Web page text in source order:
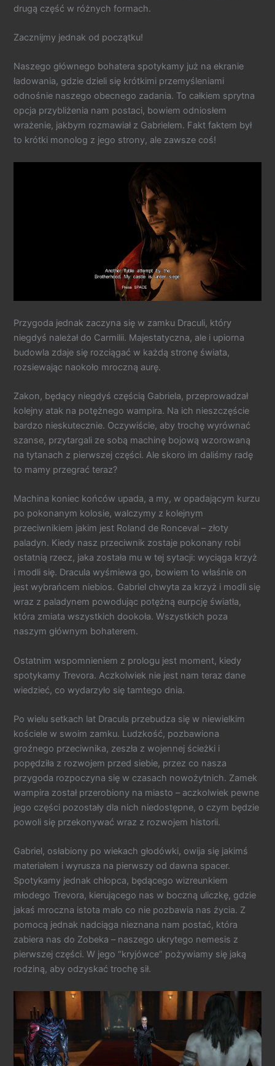
drugą część w różnych formach.
Zacznijmy jednak od początku!
Naszego głównego bohatera spotykamy już na ekranie
ładowania, gdzie dzieli się krótkimi przemyśleniami
odnośnie naszego obecnego zadania. To całkiem sprytna
opcja przybliżenia nam postaci, bowiem odniosłem
wrażenie, jakbym rozmawiał z Gabrielem. Fakt faktem był
to krótki monolog z jego strony, ale zawsze coś!
Przygoda jednak zaczyna się w zamku Draculi, który
niegdyś należał do Carmilii. Majestatyczna, ale i upiorna
budowla zdaje się rozciągać w każdą stronę świata,
rozsiewając naokoło mroczną aurę.
Zakon, będący niegdyś częścią Gabriela, przeprowadzał
kolejny atak na potężnego wampira. Na ich nieszczęście
bardzo nieskutecznie. Oczywiście, aby trochę wyrównać
szanse, przytargali ze sobą machinę bojową wzorowaną
na tytanach z pierwszej części. Ale skoro im daliśmy radę
to mamy przegrać teraz?
Machina koniec końców upada, a my, w opadającym kurzu
po pokonanym kolosie, walczymy z kolejnym
przeciwnikiem jakim jest Roland de Ronceval – złoty
paladyn. Kiedy nasz przeciwnik zostaje pokonany robi
ostatnią rzecz, jaka została mu w tej sytacji: wyciąga krzyż
i modli się. Dracula wyśmiewa go, bowiem to właśnie on
jest wybrańcem niebios. Gabriel chwyta za krzyż i modli się
wraz z paladynem powodując potężną eurpcję światła,
która zmiata wszystkich dookoła. Wszystkich poza
naszym głównym bohaterem.
Ostatnim wspomnieniem z prologu jest moment, kiedy
spotykamy Trevora. Aczkolwiek nie jest nam teraz dane
wiedzieć, co wydarzyło się tamtego dnia.
Po wielu setkach lat Dracula przebudza się w niewielkim
kościele w swoim zamku. Ludzkość, pozbawiona
groźnego przeciwnika, zeszła z wojennej ścieżki i
popędziła z rozwojem przed siebie, przez co nasza
przygoda rozpoczyna się w czasach nowożytnich. Zamek
wampira został przerobiony na miasto – aczkolwiek pewne
jego części pozostały dla nich niedostępne, o czym będzie
powoli się przekonywać wraz z rozwojem historii.
Gabriel, osłabiony po wiekach głodówki, owija się jakimś
materiałem i wyrusza na pierwszy od dawna spacer.
Spotykamy jednak chłopca, będącego wizreunkiem
młodego Trevora, kierującego nas w boczną uliczkę, gdzie
jakaś mroczna istota mało co nie pozbawia nas życia. Z
pomocą jednak nadciąga nieznana nam postać, która
zabiera nas do Zobeka – naszego ukrytego nemesis z
pierwszej części. W jego “kryjówce” pożywiamy się jaką
rodziną, aby odzyskać trochę sił.